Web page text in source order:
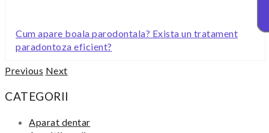
Cum apare boala parodontala? Exista un tratament
paradontoza eficient?
Previous Next
CATEGORII
Aparat dentar